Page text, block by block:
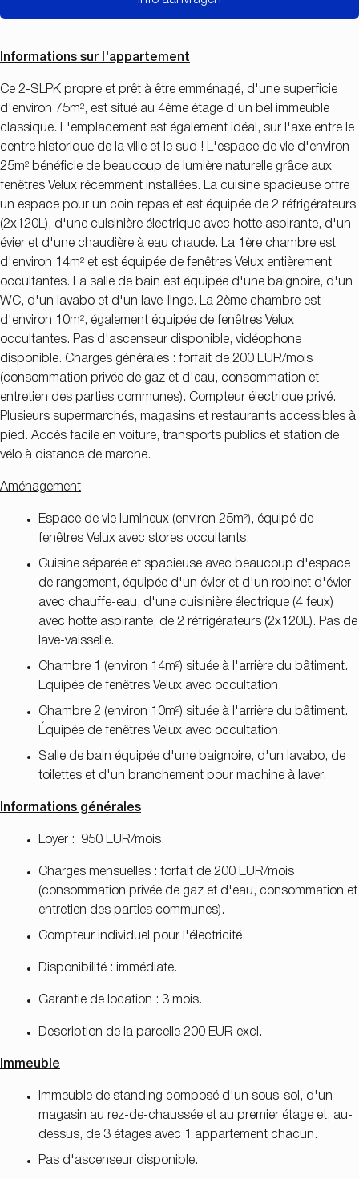
Informations sur l'appartement
Ce 2-SLPK propre et prêt à être emménagé, d'une superficie
d'environ 75m², est situé au 4ème étage d'un bel immeuble
classique. L'emplacement est également idéal, sur l'axe entre le
centre historique de la ville et le sud ! L'espace de vie d'environ
25m² bénéficie de beaucoup de lumière naturelle grâce aux
fenêtres Velux récemment installées. La cuisine spacieuse offre
un espace pour un coin repas et est équipée de 2 réfrigérateurs
(2x120L), d'une cuisinière électrique avec hotte aspirante, d'un
évier et d'une chaudière à eau chaude. La 1ère chambre est
d'environ 14m² et est équipée de fenêtres Velux entièrement
occultantes. La salle de bain est équipée d'une baignoire, d'un
WC, d'un lavabo et d'un lave-linge. La 2ème chambre est
d'environ 10m², également équipée de fenêtres Velux
occultantes. Pas d'ascenseur disponible, vidéophone
disponible. Charges générales : forfait de 200 EUR/mois
(consommation privée de gaz et d'eau, consommation et
entretien des parties communes). Compteur électrique privé.
Plusieurs supermarchés, magasins et restaurants accessibles à
pied. Accès facile en voiture, transports publics et station de
vélo à distance de marche.
Aménagement
Espace de vie lumineux (environ 25m²), équipé de
fenêtres Velux avec stores occultants.
Cuisine séparée et spacieuse avec beaucoup d'espace
de rangement, équipée d'un évier et d'un robinet d'évier
avec chauffe-eau, d'une cuisinière électrique (4 feux)
avec hotte aspirante, de 2 réfrigérateurs (2x120L). Pas de
lave-vaisselle.
Chambre 1 (environ 14m²) située à l'arrière du bâtiment.
Equipée de fenêtres Velux avec occultation.
Chambre 2 (environ 10m²) située à l'arrière du bâtiment.
Équipée de fenêtres Velux avec occultation.
Salle de bain équipée d'une baignoire, d'un lavabo, de
toilettes et d'un branchement pour machine à laver.
Informations générales
Loyer : 950 EUR/mois.
Charges mensuelles : forfait de 200 EUR/mois
(consommation privée de gaz et d'eau, consommation et
entretien des parties communes).
Compteur individuel pour l'électricité.
Disponibilité : immédiate.
Garantie de location : 3 mois.
Description de la parcelle 200 EUR excl.
Immeuble
Immeuble de standing composé d'un sous-sol, d'un
magasin au rez-de-chaussée et au premier étage et, au-
dessus, de 3 étages avec 1 appartement chacun.
Pas d'ascenseur disponible.